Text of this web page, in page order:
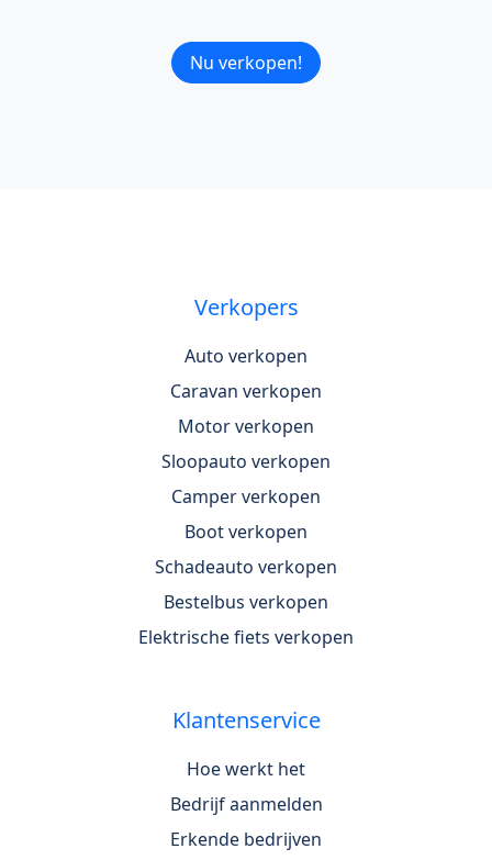
Nu verkopen!
Verkopers
Auto verkopen
Caravan verkopen
Motor verkopen
Sloopauto verkopen
Camper verkopen
Boot verkopen
Schadeauto verkopen
Bestelbus verkopen
Elektrische fiets verkopen
Klantenservice
Hoe werkt het
Bedrijf aanmelden
Erkende bedrijven